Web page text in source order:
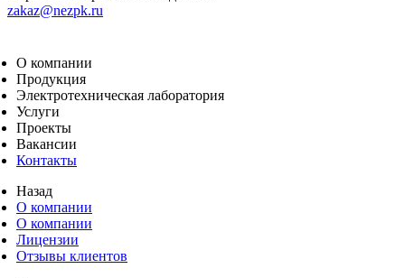
zakaz@nezpk.ru
О компании
Продукция
Электротехническая лаборатория
Услуги
Проекты
Вакансии
Контакты
Назад
О компании
О компании
Лицензии
Отзывы клиентов